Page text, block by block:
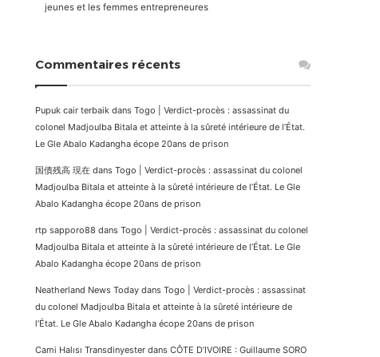
jeunes et les femmes entrepreneures
Commentaires récents
Pupuk cair terbaik dans Togo | Verdict-procès : assassinat du
colonel Madjoulba Bitala et atteinte à la sûreté intérieure de l’État.
Le Gle Abalo Kadangha écope 20ans de prison
国債残高 現在 dans Togo | Verdict-procès : assassinat du colonel
Madjoulba Bitala et atteinte à la sûreté intérieure de l’État. Le Gle
Abalo Kadangha écope 20ans de prison
rtp sapporo88 dans Togo | Verdict-procès : assassinat du colonel
Madjoulba Bitala et atteinte à la sûreté intérieure de l’État. Le Gle
Abalo Kadangha écope 20ans de prison
Neatherland News Today dans Togo | Verdict-procès : assassinat
du colonel Madjoulba Bitala et atteinte à la sûreté intérieure de
l’État. Le Gle Abalo Kadangha écope 20ans de prison
Cami Halısı Transdinyester dans CÔTE D’IVOIRE : Guillaume SORO